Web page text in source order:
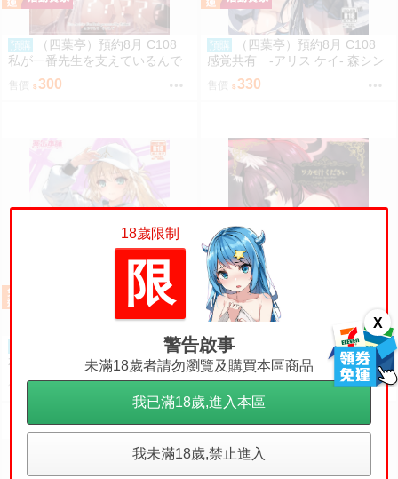
X
預購
（四葉亭）預約8月 C108
私が一番先生を支えているんで
すけど みどり
售價 300
預購
（四葉亭）預約8月 C108
感覚共有 -アリス ケイ- 森シン
リスク
售價 330
（四葉亭）預約8月 C108
本当は水着を貸したくないアル
キャスちゃん いのうえとみい
售價 310
預購
（四葉亭）預約8月 C108
ワカモ汁ください ワイズスピー
ク
300
18歲限制
限
警告啟事
未滿18歲者請勿瀏覽及購買本區商品
我已滿18歲,進入本區
我未滿18歲,禁止進入